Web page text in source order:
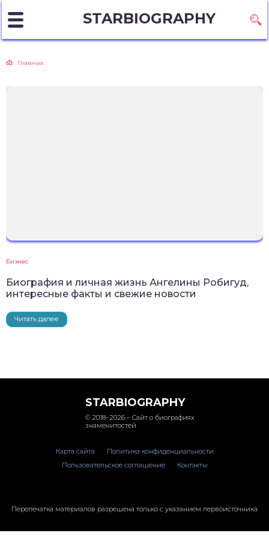
STARBIOGRAPHY
Главная
Бизнес
Биография и личная жизнь Ангелины Робигуд,
интересные факты и свежие новости
Читать далее
STARBIOGRAPHY
© 2018–2026 – Сайт о биографиях
знаменитостей
Карта сайта
Политика конфиденциальности
Пользовательское соглашение
Контакты
Перепечатка материалов разрешена только с указанием первоисточника